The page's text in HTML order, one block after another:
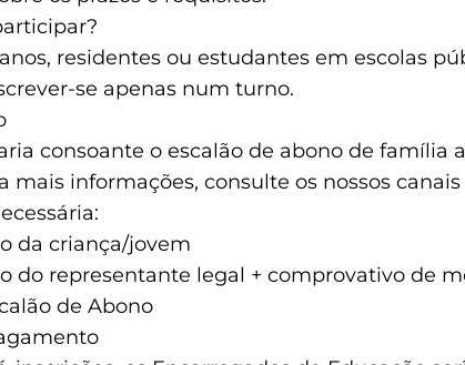
residentes ou estudantes em escolas
se apenas num turno.
consoante o escalão de abono de família
mais informações, consulte os nossos
da criança/jovem
do representante legal + comprovativo de
de Abono